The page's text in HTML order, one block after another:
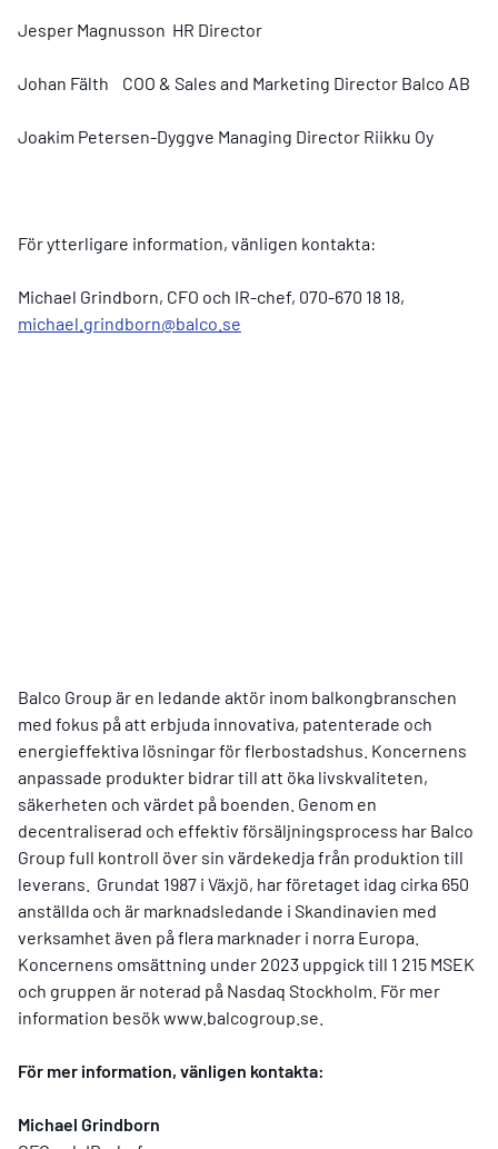
Jesper Magnusson HR Director
Johan Fälth COO & Sales and Marketing Director Balco AB
Joakim Petersen-Dyggve Managing Director Riikku Oy
För ytterligare information, vänligen kontakta:
Michael Grindborn, CFO och IR-chef, 070-670 18 18,
michael.grindborn@balco.se
Balco Group är en ledande aktör inom balkongbranschen
med fokus på att erbjuda innovativa, patenterade och
energieffektiva lösningar för flerbostadshus. Koncernens
anpassade produkter bidrar till att öka livskvaliteten,
säkerheten och värdet på boenden. Genom en
decentraliserad och effektiv försäljningsprocess har Balco
Group full kontroll över sin värdekedja från produktion till
leverans.
Grundat 1987 i Växjö, har företaget idag cirka 650
anställda och är marknadsledande i Skandinavien med
verksamhet även på flera marknader i norra Europa.
Koncernens omsättning under 2023 uppgick till 1 215 MSEK
och gruppen är noterad på Nasdaq Stockholm. För mer
information besök www.balcogroup.se.
För mer information, vänligen kontakta:
Michael Grindborn